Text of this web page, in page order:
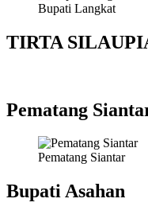
Bupati Langkat
TIRTA
Pematang
Pematang Siantar
Bupati Asahan